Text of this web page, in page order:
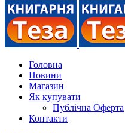
Головна
Новини
Магазин
Як купувати
Публічна Оферта
Контакти